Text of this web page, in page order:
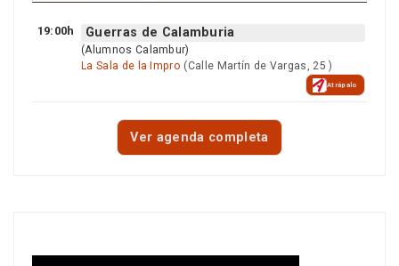
19:00h Guerras de Calamburia
(Alumnos Calambur)
La Sala de la Impro (Calle Martín de Vargas, 25 )
Atrápalo
Ver agenda completa